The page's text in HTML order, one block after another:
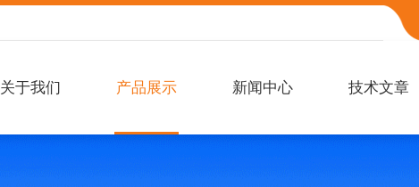
关于我们 产品展示 新闻中心 技术文章